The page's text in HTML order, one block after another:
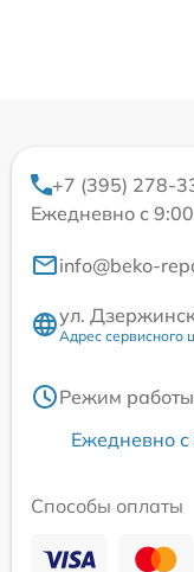
+7 (395) 278-
Ежедневно с
info@beko-
ул.
Адрес сервисного
Режим
Ежедневно
Способы оплаты